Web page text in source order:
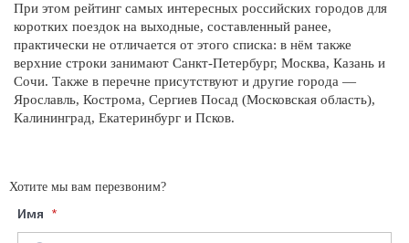
При этом рейтинг самых интересных российских городов для
коротких поездок на выходные, составленный ранее,
практически не отличается от этого списка: в нём также
верхние строки занимают Санкт-Петербург, Москва, Казань и
Сочи. Также в перечне присутствуют и другие города —
Ярославль, Кострома, Сергиев Посад (Московская область),
Калининград, Екатеринбург и Псков.
Хотите мы вам перезвоним?
Имя
Телефон